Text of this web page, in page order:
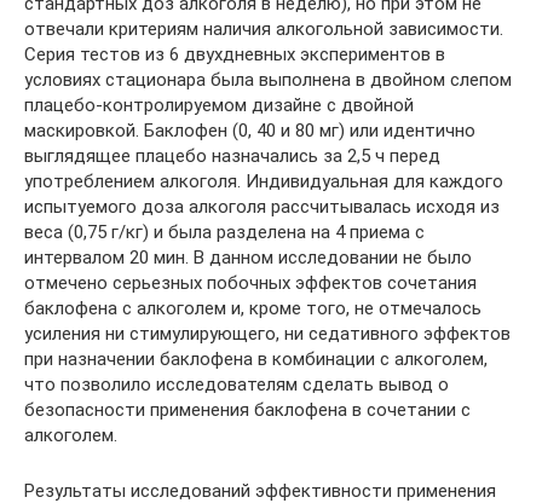
отвечали критериям наличия алкогольной зависимости.
Серия тестов из 6 двухдневных экспериментов в
условиях стационара была выполнена в двойном слепом
плацебо-контролируемом дизайне с двойной
маскировкой. Баклофен (0, 40 и 80 мг) или идентично
выглядящее плацебо назначались за 2,5 ч перед
употреблением алкоголя. Индивидуальная для каждого
испытуемого доза алкоголя рассчитывалась исходя из
веса (0,75 г/кг) и была разделена на 4 приема с
интервалом 20 мин. В данном исследовании не было
отмечено серьезных побочных эффектов сочетания
баклофена с алкоголем и, кроме того, не отмечалось
усиления ни стимулирующего, ни седативного эффектов
при назначении баклофена в комбинации с алкоголем,
что позволило исследователям сделать вывод о
безопасности применения баклофена в сочетании с
алкоголем.
Результаты исследований эффективности применения